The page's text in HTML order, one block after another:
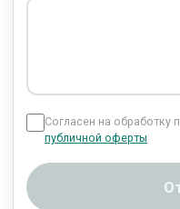
Согласен на обработку
публичной оферты